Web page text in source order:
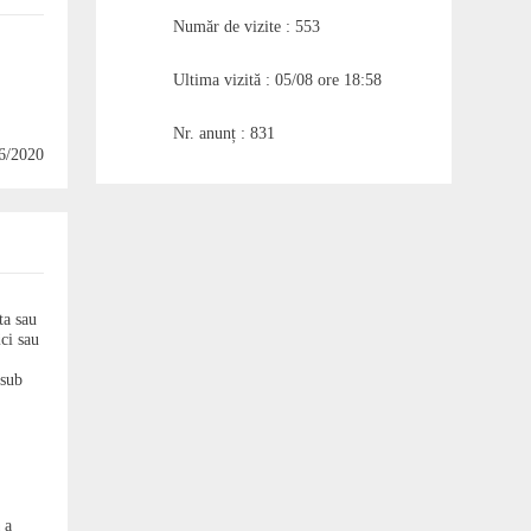
2020
sau
sau
a
Număr de vizite : 553
Ultima vizită : 05/08 ore 18:58
Nr. anunț : 831